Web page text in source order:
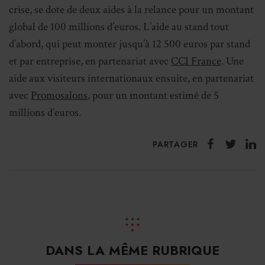
crise, se dote de deux aides à la relance pour un montant
global de 100 millions d’euros. L’aide au stand tout
d’abord, qui peut monter jusqu’à 12 500 euros par stand
et par entreprise, en partenariat avec CCI France. Une
aide aux visiteurs internationaux ensuite, en partenariat
avec Promosalons, pour un montant estimé de 5
millions d’euros.
PARTAGER
DANS LA MÊME RUBRIQUE